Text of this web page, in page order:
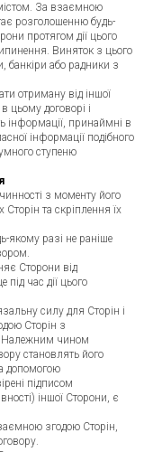
За взаємною
розголошенню будь-
протягом дії цього
Виняток з цього
банкіри або радники з
отриману від іншої
цьому договорі і
інформації, принаймні в
інформації подібного
ступеню
з моменту його
та скріплення їх
якому разі не раніше
Сторони від
під час дії цього
силу для Сторін і
Сторін з
Належним чином
становлять його
допомогою
підписом
іншої Сторони, є
згодою Сторін,